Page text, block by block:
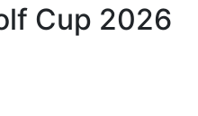
Cup 2026